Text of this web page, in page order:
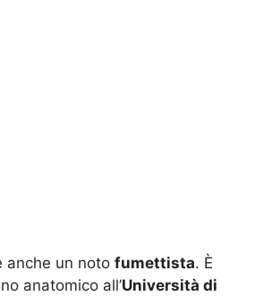
anche un noto fumettista. È
anatomico all’Università di